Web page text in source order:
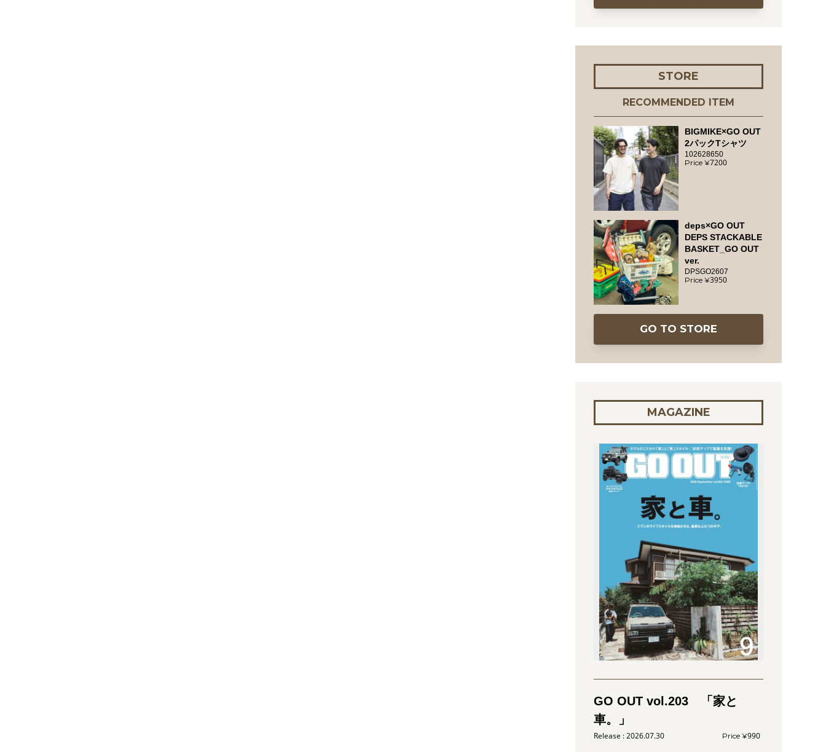
STORE
RECOMMENDED ITEM
BIGMIKE×GO OUT
2パックTシャツ
102628650
7200
deps×GO OUT
DEPS STACKABLE
BASKET_GO OUT
ver.
DPSGO2607
3950
GO TO STORE
MAGAZINE
GO OUT vol.203 「家と
車。」
2026.07.30 990